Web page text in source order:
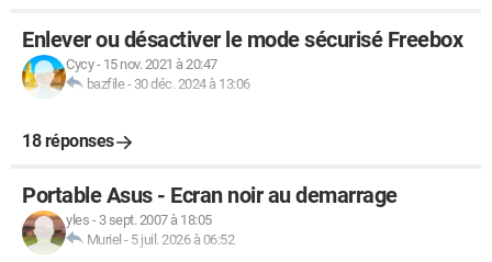
Enlever ou désactiver le mode sécurisé Freebox
Cycy- 15 nov. 2021 à 20:47
bazfile- 30 déc. 2024 à 13:06
18 réponses
Portable Asus - Ecran noir au demarrage
yles - 3 sept. 2007 à 18:05
Muriel - 5 juil. 2026 à 06:52